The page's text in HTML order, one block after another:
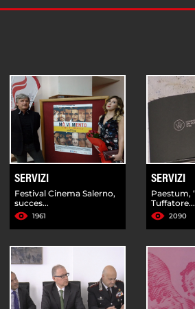
SERVIZI
Festival Cinema Salerno,
succes...
1961
SERVIZI
Paestum,
Tuffatore...
2090